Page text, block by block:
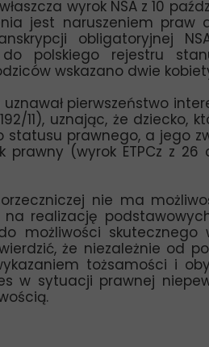
wyrok NSA z 10
jest naruszeniem praw
obligatoryjnej
do polskiego rejestru
wskazano dwie
pierwszeństwo
11), uznając, że
prawnego, a jego
(wyrok ETPCz z
nie ma
realizację
możliwości skutecznego
że niezależnie od
tożsamości i
w sytuacji prawnej